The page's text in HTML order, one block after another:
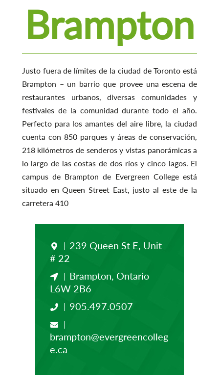
Brampton
Justo fuera de límites de la ciudad de Toronto está
Brampton – un barrio que provee una escena de
restaurantes urbanos, diversas comunidades y
festivales de la comunidad durante todo el año.
Perfecto para los amantes del aire libre, la ciudad
cuenta con 850 parques y áreas de conservación,
218 kilómetros de senderos y vistas panorámicas a
lo largo de las costas de dos ríos y cinco lagos. El
campus de Brampton de Evergreen College está
situado en Queen Street East, justo al este de la
carretera 410
239 Queen St E, Unit
# 22
Brampton, Ontario
L6W 2B6
905.497.0507
brampton@evergreencolleg
e.ca